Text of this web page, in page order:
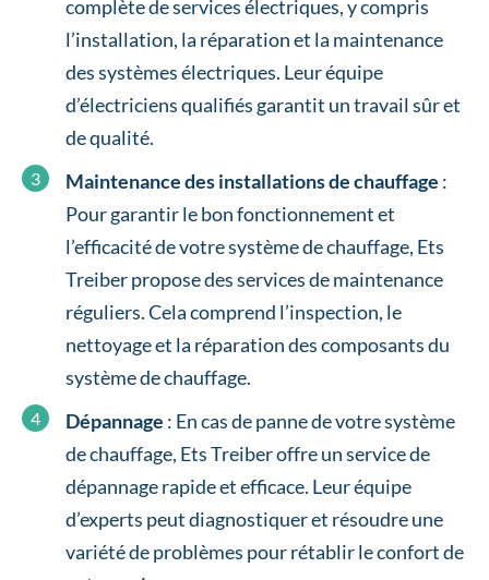
complète de services électriques, y compris
l’installation, la réparation et la maintenance
des systèmes électriques. Leur équipe
d’électriciens qualifiés garantit un travail sûr et
de qualité.
Maintenance des installations de chauffage :
Pour garantir le bon fonctionnement et
l’efficacité de votre système de chauffage, Ets
Treiber propose des services de maintenance
réguliers. Cela comprend l’inspection, le
nettoyage et la réparation des composants du
système de chauffage.
Dépannage : En cas de panne de votre système
de chauffage, Ets Treiber offre un service de
dépannage rapide et efficace. Leur équipe
d’experts peut diagnostiquer et résoudre une
variété de problèmes pour rétablir le confort de